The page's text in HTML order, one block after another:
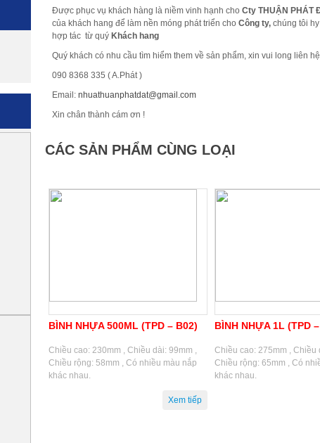
Được phục vụ khách hàng là niềm vinh hạnh cho Cty THUẬN PHÁT
của khách hang để làm nền móng phát triển cho Công ty, chúng tôi
hợp tác từ quý Khách hang
Quý khách có nhu cầu tìm hiểm them về sản phẩm, xin vui long liên
090 8368 335 ( A.Phát )
Email: nhuathuanphatdat@gmail.com
Xin chân thành cám ơn !
CÁC SẢN PHẨM CÙNG LOẠI
BÌNH NHỰA 500ML (TPD – B02)
Chiều cao: 230mm , Chiều dài: 99mm ,
Chiều rộng: 58mm , Có nhiều màu nắp
khác nhau.
BÌNH NHỰA 1L (TPD
Chiều cao: 275mm , Chiều
Chiều rộng: 65mm , Có
khác nhau.